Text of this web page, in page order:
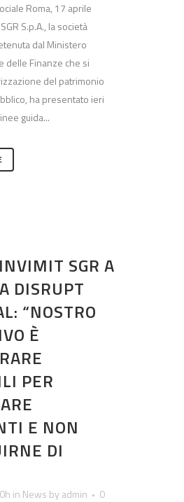
Roma, 17 aprile
S.p.A., la società
dal Ministero
delle Finanze che si
del patrimonio
ha presentato ieri
guida...
INVIMIT SGR A
DISRUPT
“NOSTRO
È
PER
E NON
DI
in News by admin
0